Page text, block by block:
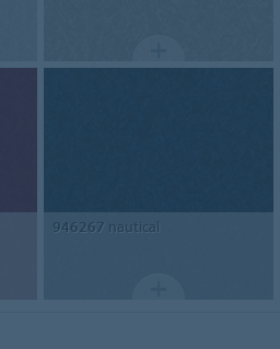
946267 nautical